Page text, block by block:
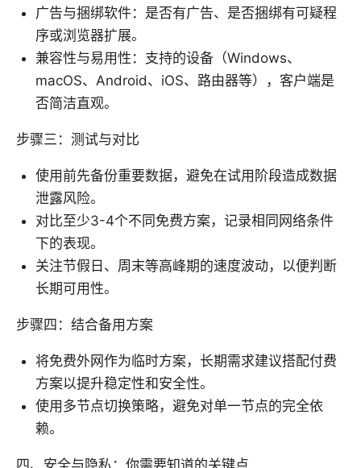
广告与捆绑软件：是否有广告、是否捆绑有可疑程
序或浏览器扩展。
兼容性与易用性：支持的设备（Windows、
macOS、Android、iOS、路由器等），客户端是
否简洁直观。
步骤三：测试与对比
使用前先备份重要数据，避免在试用阶段造成数据
泄露风险。
对比至少3-4个不同免费方案，记录相同网络条件
下的表现。
关注节假日、周末等高峰期的速度波动，以便判断
长期可用性。
步骤四：结合备用方案
将免费外网作为临时方案，长期需求建议搭配付费
方案以提升稳定性和安全性。
使用多节点切换策略，避免对单一节点的完全依
赖。